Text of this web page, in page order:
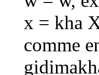
x = kha
comme